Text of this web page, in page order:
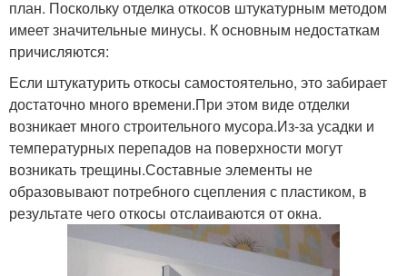
план. Поскольку отделка откосов штукатурным методом
имеет значительные минусы. К основным недостаткам
причисляются:
Если штукатурить откосы самостоятельно, это забирает
достаточно много времени.При этом виде отделки
возникает много строительного мусора.Из-за усадки и
температурных перепадов на поверхности могут
возникать трещины.Составные элементы не
образовывают потребного сцепления с пластиком, в
результате чего откосы отслаиваются от окна.